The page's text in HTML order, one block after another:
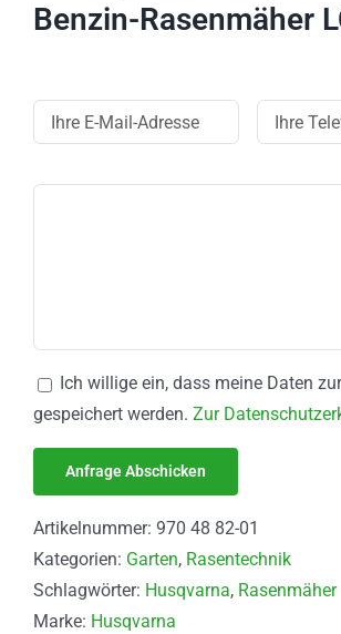
Benzin-Rasenmäher
Ich willige ein, dass meine Daten
gespeichert werden. Zur
Artikelnummer: 970 48 82-01
Kategorien: Garten, Rasentechnik
Schlagwörter: Husqvarna, Rasenmäher
Marke: Husqvarna